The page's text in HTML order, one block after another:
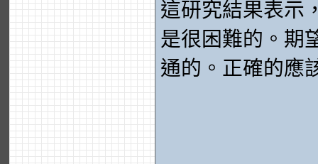
這研究結果表示
是很困難的。期
通的。正確的應